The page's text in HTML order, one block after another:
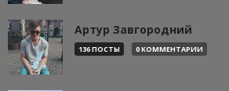
Артур Завгородний
136 ПОСТЫ 0 КОММЕНТАРИИ